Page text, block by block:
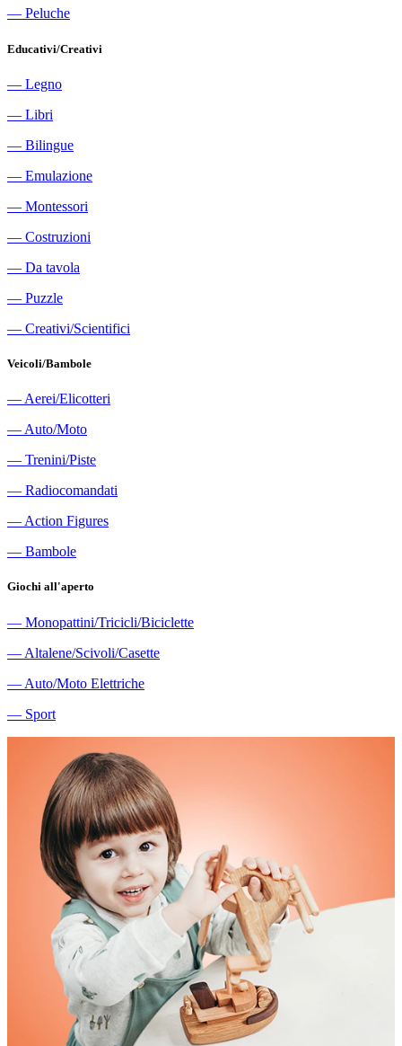
― Peluche
Educativi/Creativi
― Legno
― Libri
― Bilingue
― Emulazione
― Montessori
― Costruzioni
― Da tavola
― Puzzle
― Creativi/Scientifici
Veicoli/Bambole
― Aerei/Elicotteri
― Auto/Moto
― Trenini/Piste
― Radiocomandati
― Action Figures
― Bambole
Giochi all'aperto
― Monopattini/Tricicli/Biciclette
― Altalene/Scivoli/Casette
― Auto/Moto Elettriche
― Sport